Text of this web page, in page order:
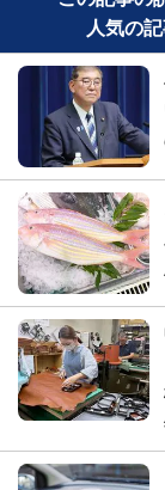
人気の